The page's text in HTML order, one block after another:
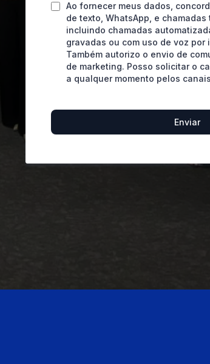
Ao fornecer meus dados,
de texto, WhatsApp, e
incluindo chamadas
gravadas ou com uso de voz
Também autorizo o envio de
de marketing. Posso solicitar o
a qualquer momento pelos
Enviar